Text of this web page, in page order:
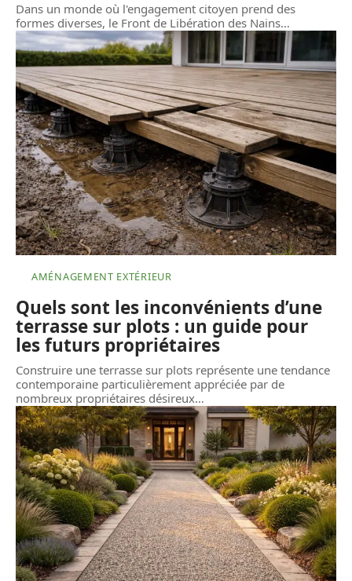
Dans un monde où l'engagement citoyen prend des
formes diverses, le Front de Libération des Nains…
AMÉNAGEMENT EXTÉRIEUR
Quels sont les inconvénients d’une
terrasse sur plots : un guide pour
les futurs propriétaires
Construire une terrasse sur plots représente une tendance
contemporaine particulièrement appréciée par de
nombreux propriétaires désireux…